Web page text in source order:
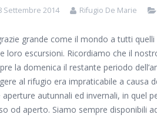
Settembre 2014 Rifugio De Marie
grande come il mondo a tutti
loro escursioni. Ricordiamo che il
la domenica il restante periodo
al rifugio era impraticabile a causa
aperture autunnali ed invernali, in quel
od aperto. Siamo sempre disponibili